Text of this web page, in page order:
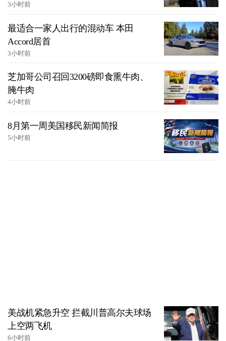
3小时前
最适合一家人出行的混动车 本田
Accord居首
3小时前
芝加哥公司召回3200磅即食熏牛肉、
腌牛肉
4小时前
8月第一周美国移民新闻简报
5小时前
美战机紧急升空 拦截川普高尔夫球场
上空两飞机
6小时前